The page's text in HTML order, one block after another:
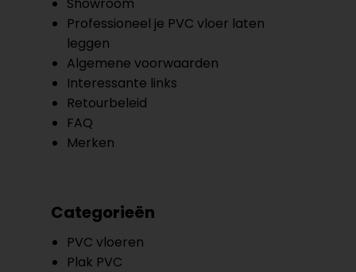
Professioneel je PVC vloer laten
leggen
Algemene voorwaarden
Interessante links
Retourbeleid
FAQ
Merken
Categorieën
PVC vloeren
Plak PVC